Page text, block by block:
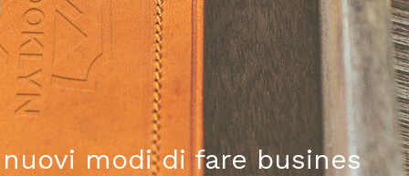
modi di fare busines